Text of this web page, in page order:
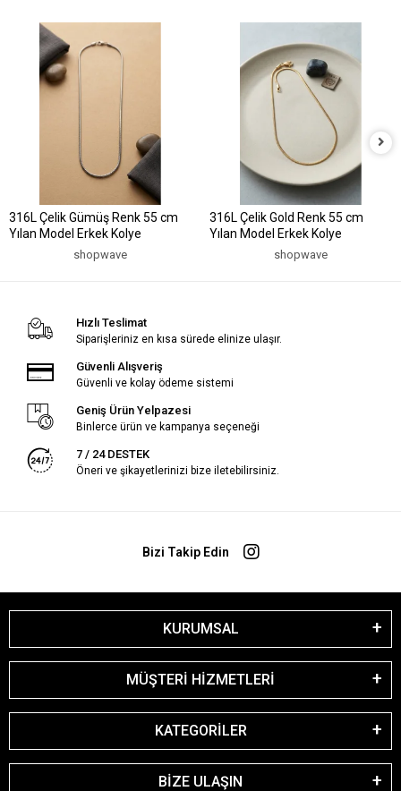
316L Çelik Gümüş Renk 55 cm
Yılan Model Erkek Kolye
shopwave
316L Çelik Gold Renk 55 cm
Yılan Model Erkek Kolye
shopwave
Hızlı Teslimat
Siparişleriniz en kısa sürede elinize ulaşır.
Güvenli Alışveriş
Güvenli ve kolay ödeme sistemi
Geniş Ürün Yelpazesi
Binlerce ürün ve kampanya seçeneği
7 / 24 DESTEK
Öneri ve şikayetlerinizi bize iletebilirsiniz.
Bizi Takip Edin
KURUMSAL
MÜŞTERİ HİZMETLERİ
KATEGORİLER
BİZE ULAŞIN